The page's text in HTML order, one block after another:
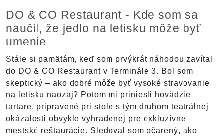
DO & CO Restaurant - Kde som sa
naučil, že jedlo na letisku môže byť
umenie
Stále si pamätám, keď som prvýkrát náhodou zavítal
do DO & CO Restaurant v Terminále 3. Bol som
skeptický – ako dobré môže byť vysoké stravovanie
na letisku naozaj? Potom mi priniesli hovädzie
tartare, pripravené pri stole s tým druhom teatrálnej
okázalosti obvykle vyhradenej pre exkluzívne
mestské reštaurácie. Sledoval som očarený, ako